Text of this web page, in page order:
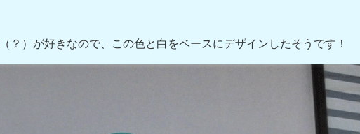
（？）が好きなので、この色と白をベースにデザインしたそうです！